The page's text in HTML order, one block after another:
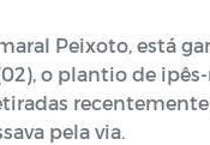
Peixoto, está
o plantio de
pela via.